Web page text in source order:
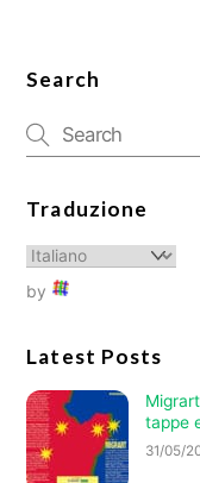
Search
Traduzione
by
Latest Posts
tappe
31/05/